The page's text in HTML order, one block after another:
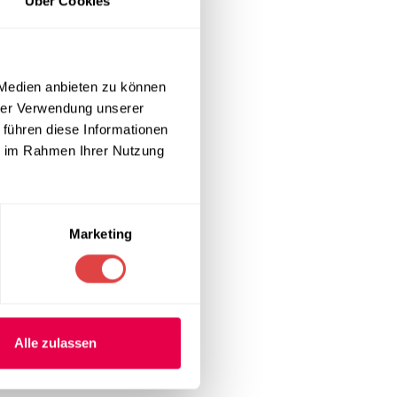
anbieten zu können
Verwendung unserer
diese Informationen
Rahmen Ihrer Nutzung
Marketing
Alle zulassen
bietet
Der
zu eng
Maße
wodurch
eine